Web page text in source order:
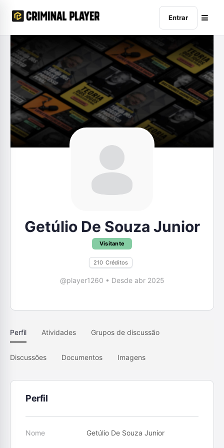
Entrar
Getúlio De Souza Junior
Visitante
210 Créditos
@player1260 • Desde abr 2025
Perfil Atividades Grupos de discussão
Discussões Documentos Imagens
Perfil
Nome Getúlio De Souza Junior